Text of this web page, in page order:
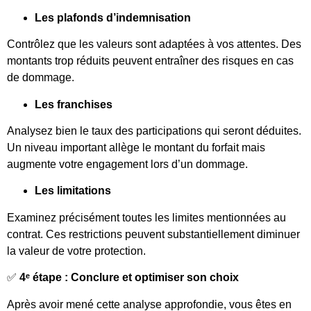
Les plafonds d’indemnisation
Contrôlez que les valeurs sont adaptées à vos attentes. Des
montants trop réduits peuvent entraîner des risques en cas
de dommage.
Les franchises
Analysez bien le taux des participations qui seront déduites.
Un niveau important allège le montant du forfait mais
augmente votre engagement lors d’un dommage.
Les limitations
Examinez précisément toutes les limites mentionnées au
contrat. Ces restrictions peuvent substantiellement diminuer
la valeur de votre protection.
✅ 4ᵉ étape : Conclure et optimiser son choix
Après avoir mené cette analyse approfondie, vous êtes en